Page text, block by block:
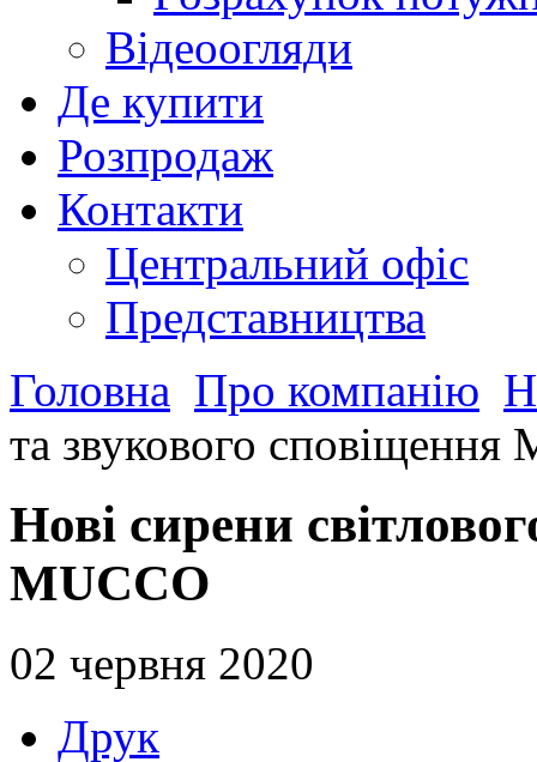
Відеоогляди
Де купити
Розпродаж
Контакти
Центральний офіс
Представництва
Головна Про компанію
та звукового сповіщення
Нові сирени
MUCCO
02 червня 2020
Друк